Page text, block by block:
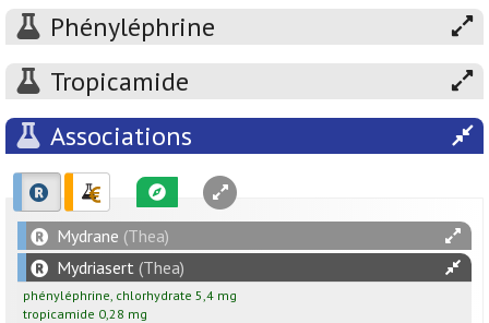
Phényléphrine
Tropicamide
Associations
Mydrane (Thea)
Mydriasert (Thea)
phényléphrine, chlorhydrate 5,4 mg
tropicamide 0,28 mg